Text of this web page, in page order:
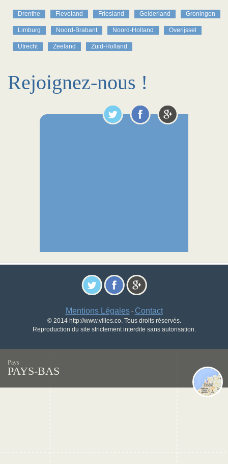
Drenthe Flevoland Friesland Gelderland Groningen
Limburg Noord-Brabant Noord-Holland Overijssel
Utrecht Zeeland Zuid-Holland
Rejoignez-nous !
Mentions Légales- Contact
© 2014 http://www.villes.co. Tous droits réservés.
Reproduction du site strictement interdite sans autorisation.
Pays
PAYS-BAS